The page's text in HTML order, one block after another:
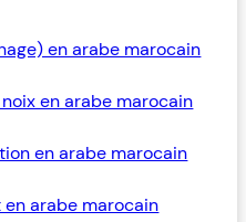
en arabe marocain
en arabe marocain
en arabe marocain
arabe marocain